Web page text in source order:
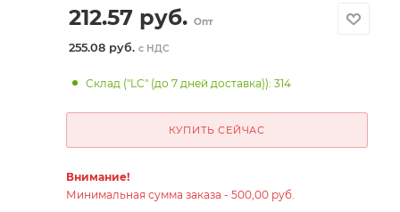
212.57 руб. Опт
255.08 руб. с НДС
Склад ("LC" (до 7 дней доставка)): 314
КУПИТЬ СЕЙЧАС
Внимание!
Минимальная сумма заказа - 500,00 руб.